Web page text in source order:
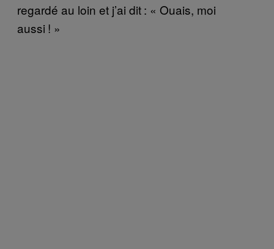
regardé au loin et j’ai dit : « Ouais, moi
aussi ! »